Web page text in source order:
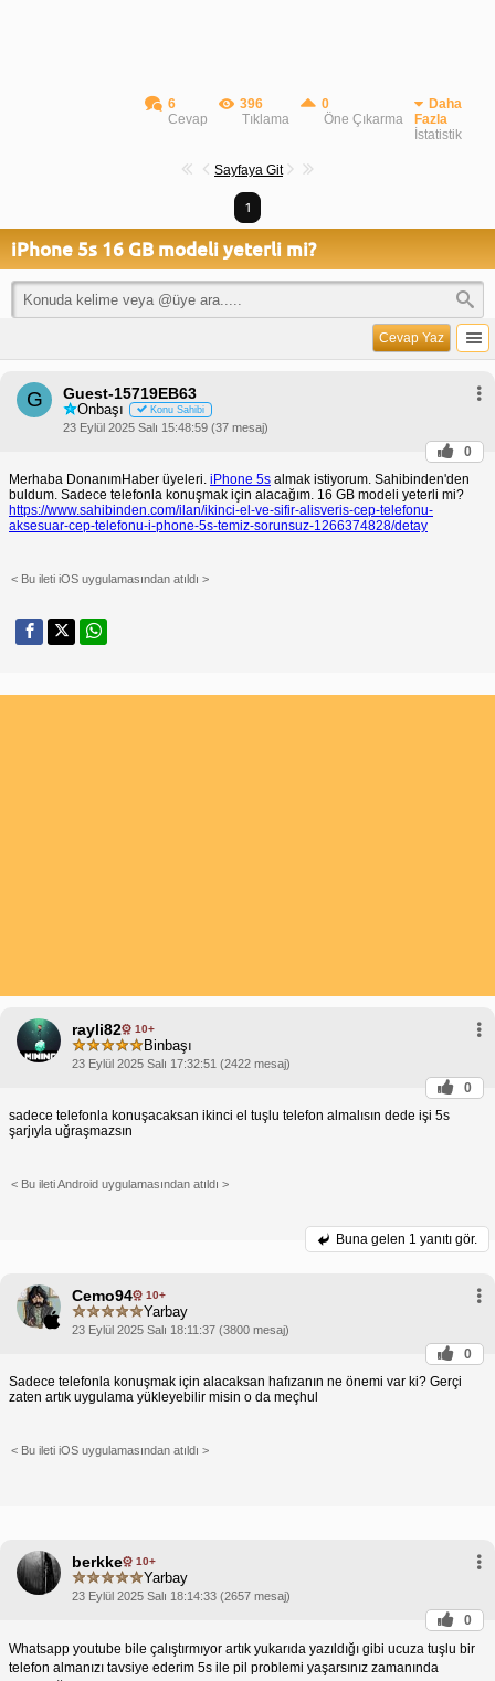
6
Cevap
396
Tıklama
0
Öne Çıkarma
Daha
Fazla
İstatistik
Sayfaya Git
1
iPhone 5s 16 GB modeli yeterli mi?
Cevap Yaz
G Guest-15719EB63
Onbaşı Konu Sahibi
23 Eylül 2025 Salı 15:48:59 (37 mesaj)
0
Merhaba DonanımHaber üyeleri. iPhone 5s almak istiyorum. Sahibinden'den
buldum. Sadece telefonla konuşmak için alacağım. 16 GB modeli yeterli mi?
https://www.sahibinden.com/ilan/ikinci-el-ve-sifir-alisveris-cep-telefonu-
aksesuar-cep-telefonu-i-phone-5s-temiz-sorunsuz-1266374828/detay
< Bu ileti iOS uygulamasından atıldı >
rayli82 10+
Binbaşı
23 Eylül 2025 Salı 17:32:51 (2422 mesaj)
0
sadece telefonla konuşacaksan ikinci el tuşlu telefon almalısın dede işi 5s
şarjıyla uğraşmazsın
< Bu ileti Android uygulamasından atıldı >
Buna gelen 1 yanıtı gör.
Cemo94 10+
Yarbay
23 Eylül 2025 Salı 18:11:37 (3800 mesaj)
0
Sadece telefonla konuşmak için alacaksan hafızanın ne önemi var ki? Gerçi
zaten artık uygulama yükleyebilir misin o da meçhul
< Bu ileti iOS uygulamasından atıldı >
berkke 10+
Yarbay
23 Eylül 2025 Salı 18:14:33 (2657 mesaj)
0
Whatsapp youtube bile çalıştırmıyor artık yukarıda yazıldığı gibi ucuza tuşlu bir
telefon almanızı tavsiye ederim 5s ile pil problemi yaşarsınız zamanında